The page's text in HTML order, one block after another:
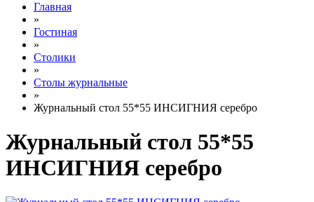
Главная
»
Гостиная
»
Столики
»
Столы журнальные
»
Журнальный стол 55*55 ИНСИГНИЯ серебро
Журнальный стол 55*55
ИНСИГНИЯ серебро